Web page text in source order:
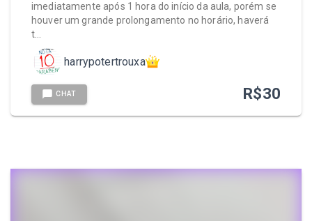
imediatamente após 1 hora do início da aula, porém se
houver um grande prolongamento no horário, haverá
t…
harrypotertrouxa
CHAT R$30